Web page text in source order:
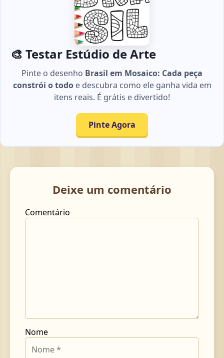
🎨 Testar Estúdio de Arte
Pinte o desenho Brasil em Mosaico: Cada peça
constrói o todoe descubra como ele ganha vida em
itens reais. É grátis e divertido!
Pinte Agora
Deixe um comentário
Comentário
Nome